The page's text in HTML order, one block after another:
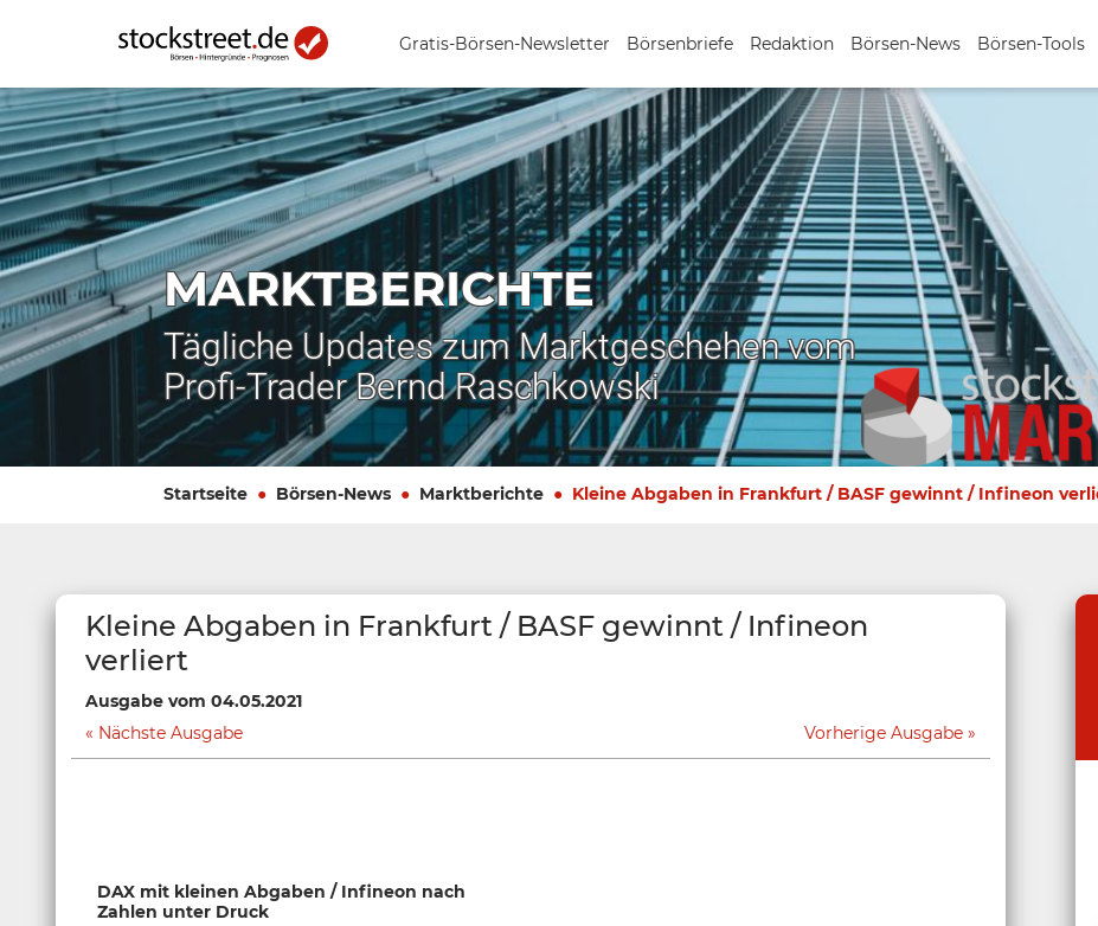
Gratis-Börsen-Newsletter Börsenbriefe Redaktion Börsen-News Börsen-Tools
MARKTBERICHTE
Tägliche Updates zum Marktgeschehen vom
Profi-Trader Bernd Raschkowski
Startseite Börsen-News Marktberichte Kleine Abgaben in Frankfurt / BASF gewinnt / Infineon
Kleine Abgaben in Frankfurt / BASF gewinnt / Infineon
verliert
Ausgabe vom 04.05.2021
Nächste Ausgabe
Vorherige Ausgabe
DAX mit kleinen Abgaben / Infineon nach
Zahlen unter Druck